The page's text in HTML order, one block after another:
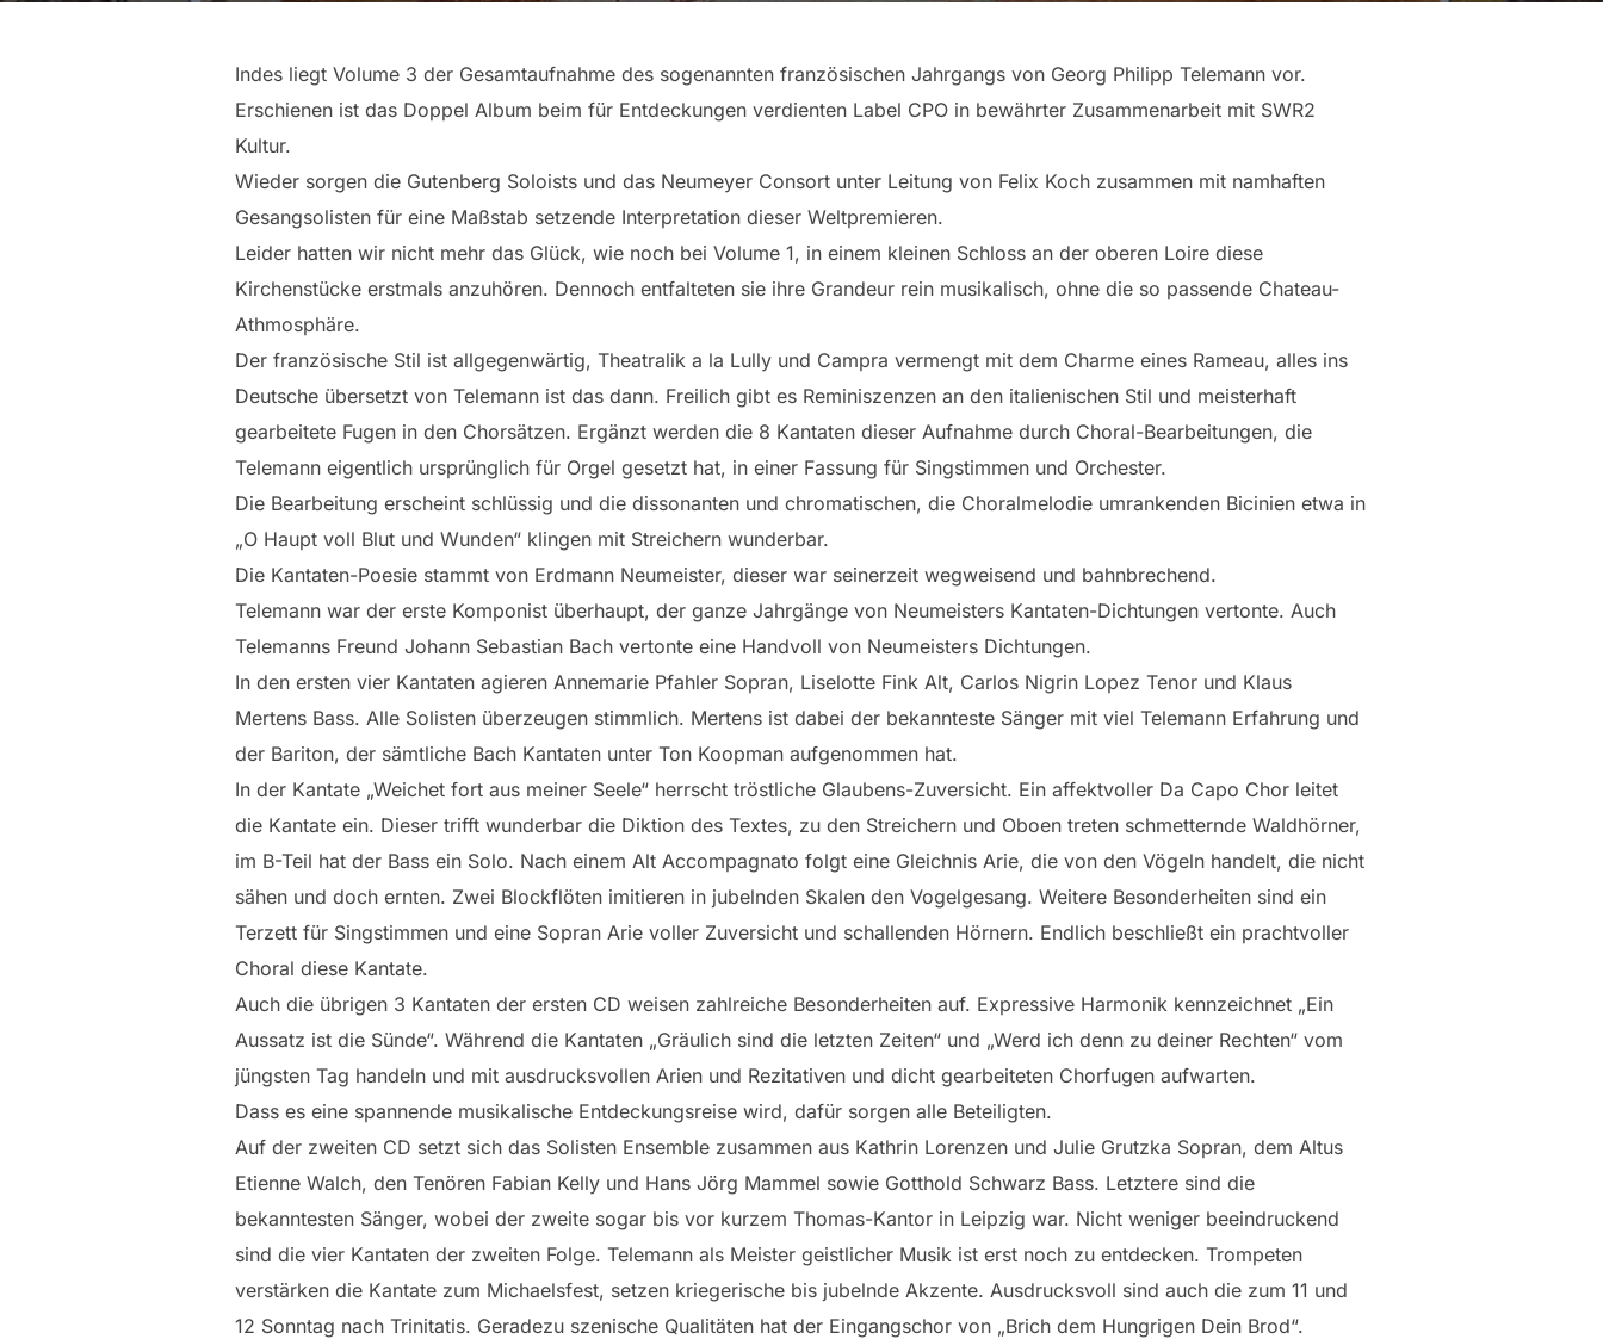
Indes liegt Volume 3 der Gesamtaufnahme des sogenannten französischen Jahrgangs von Georg Philipp Telemann vor.
Erschienen ist das Doppel Album beim für Entdeckungen verdienten Label CPO in bewährter Zusammenarbeit mit SWR2
Kultur.
Wieder sorgen die Gutenberg Soloists und das Neumeyer Consort unter Leitung von Felix Koch zusammen mit namhaften
Gesangsolisten für eine Maßstab setzende Interpretation dieser Weltpremieren.
Leider hatten wir nicht mehr das Glück, wie noch bei Volume 1, in einem kleinen Schloss an der oberen Loire diese
Kirchenstücke erstmals anzuhören. Dennoch entfalteten sie ihre Grandeur rein musikalisch, ohne die so passende Chateau-
Athmosphäre.
Der französische Stil ist allgegenwärtig, Theatralik a la Lully und Campra vermengt mit dem Charme eines Rameau, alles ins
Deutsche übersetzt von Telemann ist das dann. Freilich gibt es Reminiszenzen an den italienischen Stil und meisterhaft
gearbeitete Fugen in den Chorsätzen. Ergänzt werden die 8 Kantaten dieser Aufnahme durch Choral-Bearbeitungen, die
Telemann eigentlich ursprünglich für Orgel gesetzt hat, in einer Fassung für Singstimmen und Orchester.
Die Bearbeitung erscheint schlüssig und die dissonanten und chromatischen, die Choralmelodie umrankenden Bicinien etwa in
„O Haupt voll Blut und Wunden“ klingen mit Streichern wunderbar.
Die Kantaten-Poesie stammt von Erdmann Neumeister, dieser war seinerzeit wegweisend und bahnbrechend.
Telemann war der erste Komponist überhaupt, der ganze Jahrgänge von Neumeisters Kantaten-Dichtungen vertonte. Auch
Telemanns Freund Johann Sebastian Bach vertonte eine Handvoll von Neumeisters Dichtungen.
In den ersten vier Kantaten agieren Annemarie Pfahler Sopran, Liselotte Fink Alt, Carlos Nigrin Lopez Tenor und Klaus
Mertens Bass. Alle Solisten überzeugen stimmlich. Mertens ist dabei der bekannteste Sänger mit viel Telemann Erfahrung und
der Bariton, der sämtliche Bach Kantaten unter Ton Koopman aufgenommen hat.
In der Kantate „Weichet fort aus meiner Seele“ herrscht tröstliche Glaubens-Zuversicht. Ein affektvoller Da Capo Chor leitet
die Kantate ein. Dieser trifft wunderbar die Diktion des Textes, zu den Streichern und Oboen treten schmetternde Waldhörner,
im B-Teil hat der Bass ein Solo. Nach einem Alt Accompagnato folgt eine Gleichnis Arie, die von den Vögeln handelt, die nicht
sähen und doch ernten. Zwei Blockflöten imitieren in jubelnden Skalen den Vogelgesang. Weitere Besonderheiten sind ein
Terzett für Singstimmen und eine Sopran Arie voller Zuversicht und schallenden Hörnern. Endlich beschließt ein prachtvoller
Choral diese Kantate.
Auch die übrigen 3 Kantaten der ersten CD weisen zahlreiche Besonderheiten auf. Expressive Harmonik kennzeichnet „Ein
Aussatz ist die Sünde“. Während die Kantaten „Gräulich sind die letzten Zeiten“ und „Werd ich denn zu deiner Rechten“ vom
jüngsten Tag handeln und mit ausdrucksvollen Arien und Rezitativen und dicht gearbeiteten Chorfugen aufwarten.
Dass es eine spannende musikalische Entdeckungsreise wird, dafür sorgen alle Beteiligten.
Auf der zweiten CD setzt sich das Solisten Ensemble zusammen aus Kathrin Lorenzen und Julie Grutzka Sopran, dem Altus
Etienne Walch, den Tenören Fabian Kelly und Hans Jörg Mammel sowie Gotthold Schwarz Bass. Letztere sind die
bekanntesten Sänger, wobei der zweite sogar bis vor kurzem Thomas-Kantor in Leipzig war. Nicht weniger beeindruckend
sind die vier Kantaten der zweiten Folge. Telemann als Meister geistlicher Musik ist erst noch zu entdecken. Trompeten
verstärken die Kantate zum Michaelsfest, setzen kriegerische bis jubelnde Akzente. Ausdrucksvoll sind auch die zum 11 und
12 Sonntag nach Trinitatis. Geradezu szenische Qualitäten hat der Eingangschor von „Brich dem Hungrigen Dein Brod“.